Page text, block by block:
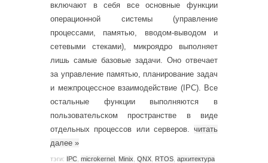
включают в себя все основные функции
операционной системы (управление
процессами, памятью, вводом-выводом и
сетевыми стеками), микроядро выполняет
лишь самые базовые задачи. Оно отвечает
за управление памятью, планирование задач
и межпроцессное взаимодействие (IPC). Все
остальные функции выполняются в
пользовательском пространстве в виде
отдельных процессов или серверов. читать
далее »
тэги: IPC microkernel Minix QNX RTOS архитектура